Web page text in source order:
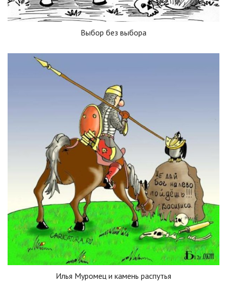
Выбор без выбора
Илья Муромец и камень распутья